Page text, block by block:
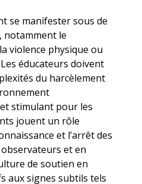
se manifester sous de
notamment le
violence physique ou
éducateurs doivent
du harcèlement
stimulant pour les
jouent un rôle
et l’arrêt des
et en
de soutien en
aux signes subtils tels